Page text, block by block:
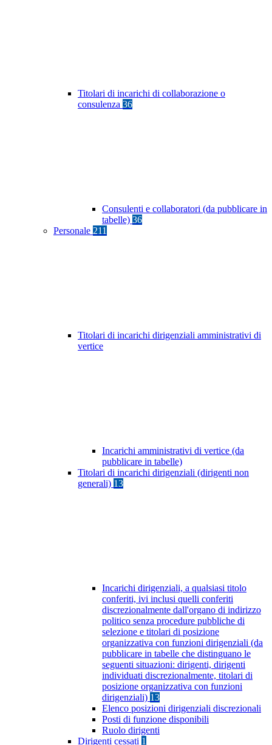
Titolari di incarichi di collaborazione o
consulenza 36
Consulenti e collaboratori (da pubblicare in
tabelle) 36
Personale 211
Titolari di incarichi dirigenziali amministrativi di
vertice
Incarichi amministrativi di vertice (da
pubblicare in tabelle)
Titolari di incarichi dirigenziali (dirigenti non
generali) 13
Incarichi dirigenziali, a qualsiasi titolo
conferiti, ivi inclusi quelli conferiti
discrezionalmente dall'organo di indirizzo
politico senza procedure pubbliche di
selezione e titolari di posizione
organizzativa con funzioni dirigenziali (da
pubblicare in tabelle che distinguano le
seguenti situazioni: dirigenti, dirigenti
individuati discrezionalmente, titolari di
posizione organizzativa con funzioni
dirigenziali) 13
Elenco posizioni dirigenziali discrezionali
Posti di funzione disponibili
Ruolo dirigenti
Dirigenti cessati 1